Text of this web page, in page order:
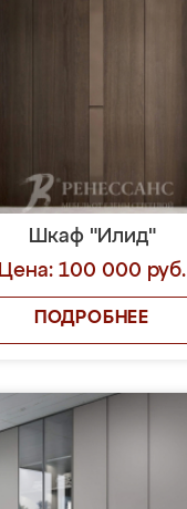
Шкаф "Илид"
Цена: 100 000 руб.
ПОДРОБНЕЕ